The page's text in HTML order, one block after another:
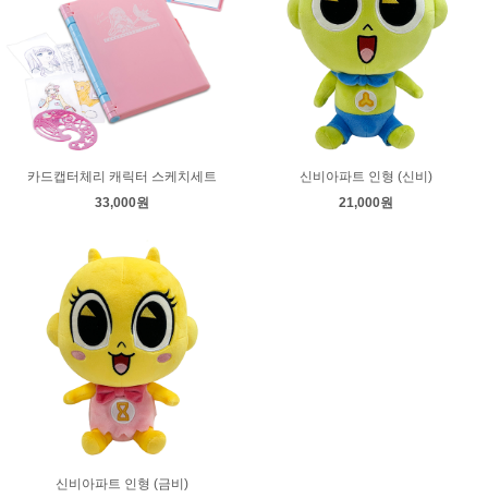
카드캡터체리 캐릭터 스케치세트
33,000원
신비아파트 인형 (신비)
21,000원
신비아파트 인형 (금비)